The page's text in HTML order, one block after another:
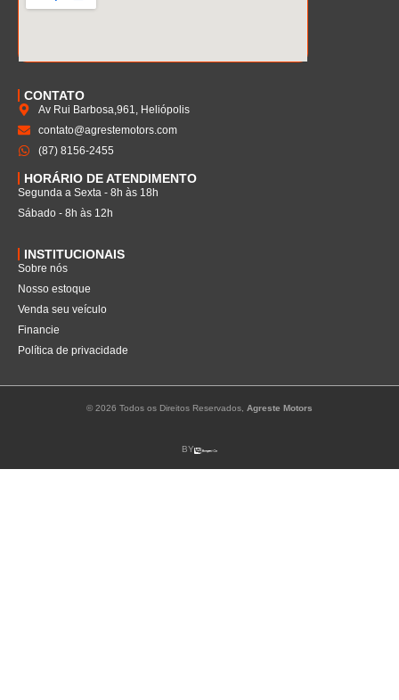
CONTATO
Av Rui Barbosa,961, Heliópolis
contato@agrestemotors.com
(87) 8156-2455
HORÁRIO DE ATENDIMENTO
Segunda a Sexta - 8h às 18h
Sábado - 8h às 12h
INSTITUCIONAIS
Sobre nós
Nosso estoque
Venda seu veículo
Financie
Política de privacidade
© 2026 Todos os Direitos Reservados, Agreste Motors
BY